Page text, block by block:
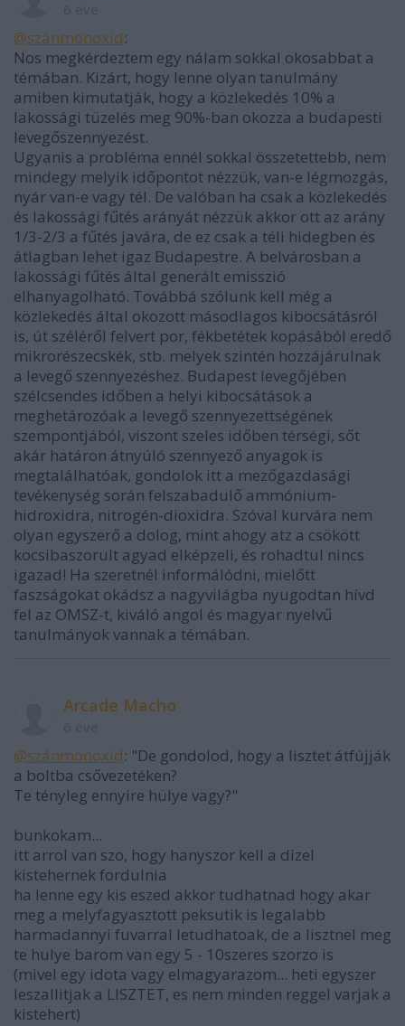
@szánmonoxid:
Nos megkérdeztem egy nálam sokkal okosabbat a
témában. Kizárt, hogy lenne olyan tanulmány
amiben kimutatják, hogy a közlekedés 10% a
lakossági tüzelés meg 90%-ban okozza a budapesti
levegőszennyezést.
Ugyanis a probléma ennél sokkal összetettebb, nem
mindegy melyik időpontot nézzük, van-e légmozgás,
nyár van-e vagy tél. De valóban ha csak a közlekedés
és lakossági fűtés arányát nézzük akkor ott az arány
1/3-2/3 a fűtés javára, de ez csak a téli hidegben és
átlagban lehet igaz Budapestre. A belvárosban a
lakossági fűtés által generált emisszió
elhanyagolható. Továbbá szólunk kell még a
közlekedés által okozott másodlagos kibocsátásról
is, út széléről felvert por, fékbetétek kopásából eredő
mikrorészecskék, stb. melyek szintén hozzájárulnak
a levegő szennyezéshez. Budapest levegőjében
szélcsendes időben a helyi kibocsátások a
meghetározóak a levegő szennyezettségének
szempontjából, viszont szeles időben térségi, sőt
akár határon átnyúló szennyező anyagok is
megtalálhatóak, gondolok itt a mezőgazdasági
tevékenység során felszabadulő ammónium-
hidroxidra, nitrogén-dioxidra. Szóval kurvára nem
olyan egyszerő a dolog, mint ahogy atz a csökött
kocsibaszorult agyad elképzeli, és rohadtul nincs
igazad! Ha szeretnél informálódni, mielőtt
faszságokat okádsz a nagyvilágba nyugodtan hívd
fel az OMSZ-t, kiváló angol és magyar nyelvű
tanulmányok vannak a témában.
Arcade Macho
@szánmonoxid: "De gondolod, hogy a lisztet átfújják
a boltba csővezetéken?
Te tényleg ennyire hülye vagy?"
bunkokam...
itt arrol van szo, hogy hanyszor kell a dizel
kistehernek fordulnia
ha lenne egy kis eszed akkor tudhatnad hogy akar
meg a melyfagyasztott peksutik is legalabb
harmadannyi fuvarral letudhatoak, de a lisztnel meg
te hulye barom van egy 5 - 10szeres szorzo is
(mivel egy idota vagy elmagyarazom... heti egyszer
leszallitjak a LISZTET, es nem minden reggel varjak a
kistehert)